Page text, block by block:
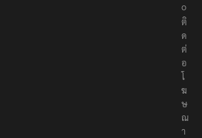
c
o
ติ
ด
ต่
อ
โ
ฆ
ษ
ณ